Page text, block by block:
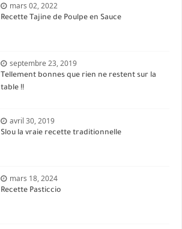
mars 02, 2022
Recette Tajine de Poulpe en Sauce
septembre 23, 2019
Tellement bonnes que rien ne restent sur la
table !!
avril 30, 2019
Slou la vraie recette traditionnelle
mars 18, 2024
Recette Pasticcio